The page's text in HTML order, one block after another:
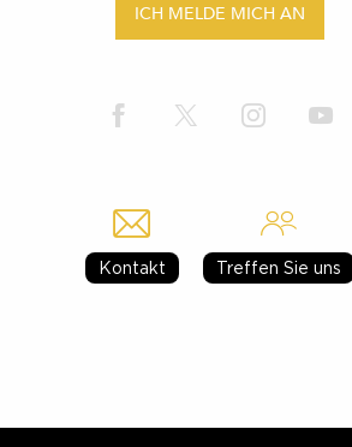
ICH MELDE MICH AN
Kontakt Treffen Sie uns